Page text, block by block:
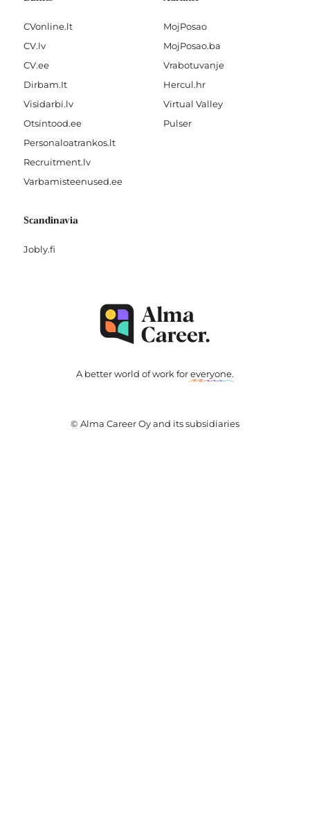
CVonline.lt
CV.lv
CV.ee
Dirbam.It
Visidarbi.lv
Otsintood.ee
Personaloatrankos.lt
Recruitment.lv
Varbamisteenused.ee
MojPosao
MojPosao.ba
Vrabotuvanje
Hercul.hr
Virtual Valley
Pulser
Scandinavia
Jobly.fi
A better world of work foreveryone.
© Alma Career Oy and its subsidiaries